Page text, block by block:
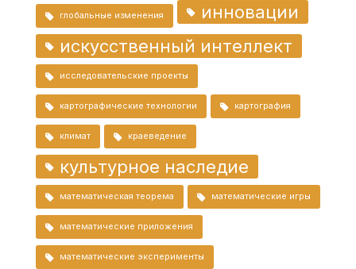
глобальные изменения
инновации
искусственный интеллект
исследовательские проекты
картографические технологии картография
климат краеведение
культурное наследие
математическая теорема математические игры
математические приложения
математические эксперименты